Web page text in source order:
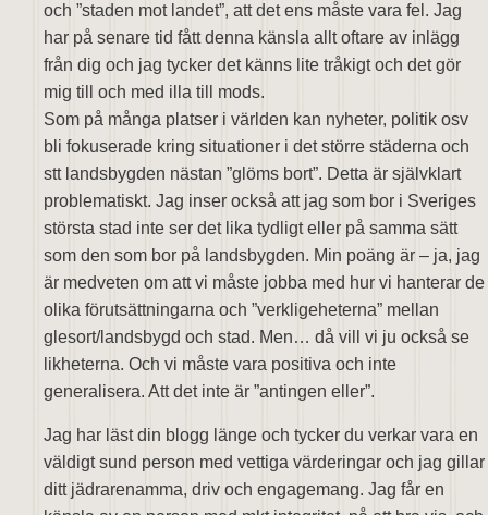
och ”staden mot landet”, att det ens måste vara fel. Jag
har på senare tid fått denna känsla allt oftare av inlägg
från dig och jag tycker det känns lite tråkigt och det gör
mig till och med illa till mods.
Som på många platser i världen kan nyheter, politik osv
bli fokuserade kring situationer i det större städerna och
stt landsbygden nästan ”glöms bort”. Detta är självklart
problematiskt. Jag inser också att jag som bor i Sveriges
största stad inte ser det lika tydligt eller på samma sätt
som den som bor på landsbygden. Min poäng är – ja, jag
är medveten om att vi måste jobba med hur vi hanterar de
olika förutsättningarna och ”verkligeheterna” mellan
glesort/landsbygd och stad. Men… då vill vi ju också se
likheterna. Och vi måste vara positiva och inte
generalisera. Att det inte är ”antingen eller”.
Jag har läst din blogg länge och tycker du verkar vara en
väldigt sund person med vettiga värderingar och jag gillar
ditt jädrarenamma, driv och engagemang. Jag får en